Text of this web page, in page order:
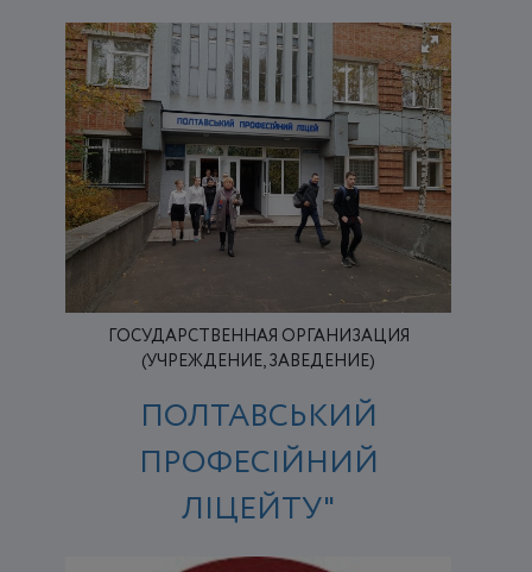
ГОСУДАРСТВЕННАЯ ОРГАНИЗАЦИЯ
(УЧРЕЖДЕНИЕ, ЗАВЕДЕНИЕ)
ПОЛТАВСЬКИЙ
ПРОФЕСІЙНИЙ
ЛІЦЕЙТУ"